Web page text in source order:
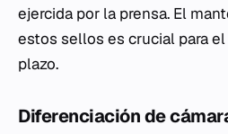
ejercida por la prensa. El
estos sellos es crucial para
plazo.
Diferenciación de